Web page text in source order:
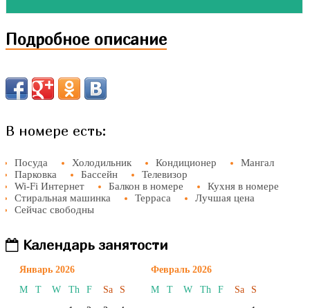
Подробное описание
В номере есть:
Посуда Холодильник Кондиционер
Мангал
Парковка
Бассейн
Телевизор
Wi-Fi Интернет
Балкон в номере
Кухня в номере
Стиральная машинка
Терраса
Лучшая цена
Сейчас свободны
Календарь занятости
Январь 2026
M
T W Th F Sa
S
Февраль 2026
M
T W Th F Sa
S